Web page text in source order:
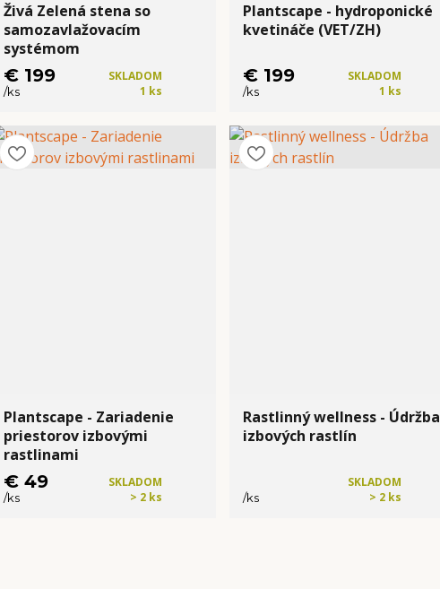
Živá Zelená stena so
samozavlažovacím
systémom
€ 199
/ks
SKLADOM
1 ks
Kúpiť
Plantscape - hydroponické
kvetináče (VET/ZH)
€ 199
/ks
SKLADOM
1 ks
Kúpiť
Plantscape - Zariadenie
priestorov izbovými
rastlinami
€ 49
/ks
SKLADOM
> 2 ks
Rastlinný wellness - Údržba
izbových rastlín
/ks
SKLADOM
> 2 ks